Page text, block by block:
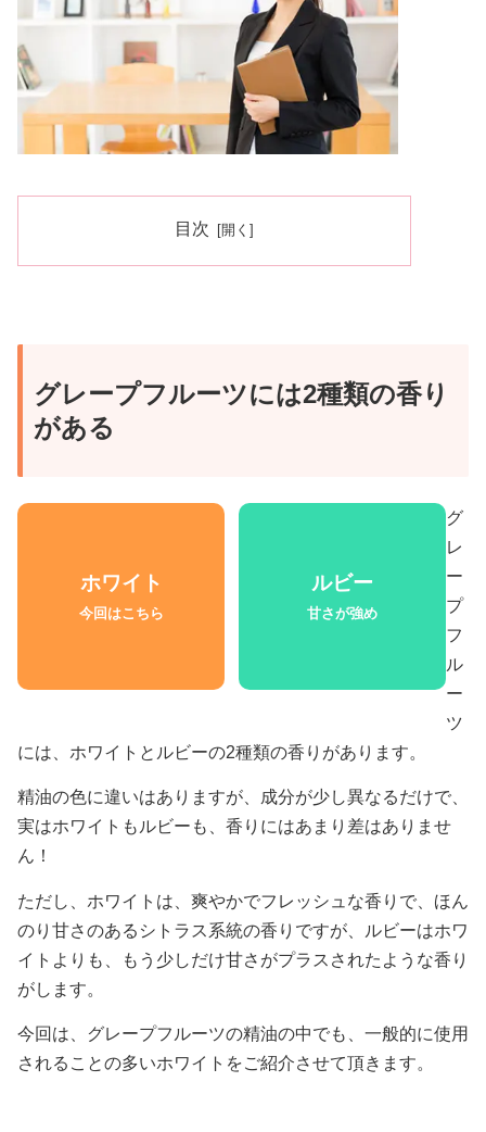
目次
グレープフルーツには2種類の香り
がある
ホワイト
今回はこちら
ルビー
甘さが強め
グ
レ
ー
プ
フ
ル
ー
ツ
には、ホワイトとルビーの2種類の香りがあります。
精油の色に違いはありますが、成分が少し異なるだけで、
実はホワイトもルビーも、香りにはあまり差はありませ
ん！
ただし、ホワイトは、爽やかでフレッシュな香りで、ほん
のり甘さのあるシトラス系統の香りですが、ルビーはホワ
イトよりも、もう少しだけ甘さがプラスされたような香り
がします。
今回は、グレープフルーツの精油の中でも、一般的に使用
されることの多いホワイトをご紹介させて頂きます。